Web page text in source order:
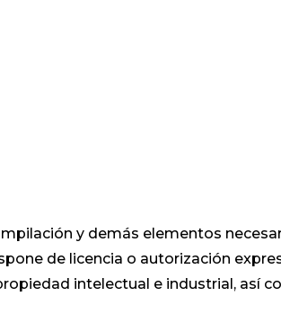
y demás elementos
de licencia o autorización
intelectual e industrial, así